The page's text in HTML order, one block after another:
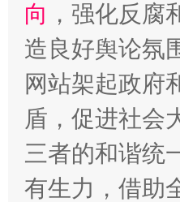
向 ，强化反
造良好舆论氛
网站架起政府
盾，促进社会
三者的和谐统
有生力，借助